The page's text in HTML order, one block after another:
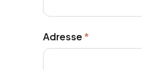
Adresse*
Pflichtfeld